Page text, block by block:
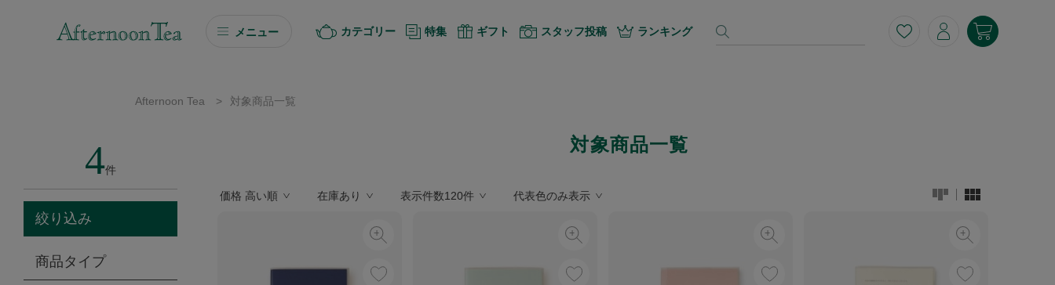
メニュー
ソーシャルギフト
カタログギフト
カテゴリー 特集 ギフト スタッフ投稿 ランキング
Afternoon Tea > 対象商品一覧
4件
絞り込み
商品タイプ
対象商品一覧
価格 高い順 在庫あり 表示件数120件 代表色のみ表示